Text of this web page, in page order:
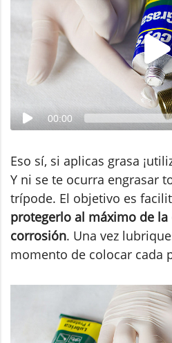
00:00
Eso sí, si aplicas grasa
Y ni se te ocurra engrasar
trípode. El objetivo es
protegerlo al máximo de la
corrosión. Una vez
momento de colocar cada